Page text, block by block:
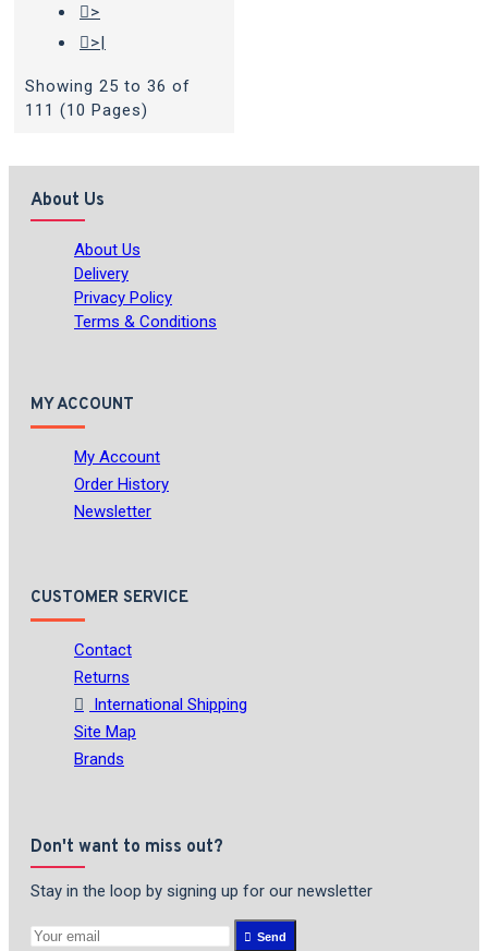
>
>|
Showing 25 to 36 of
111 (10 Pages)
About Us
About Us
Delivery
Privacy Policy
Terms & Conditions
MY ACCOUNT
My Account
Order History
Newsletter
CUSTOMER SERVICE
Contact
Returns
International Shipping
Site Map
Brands
Don't want to miss out?
Stay in the loop by signing up for our newsletter
Send